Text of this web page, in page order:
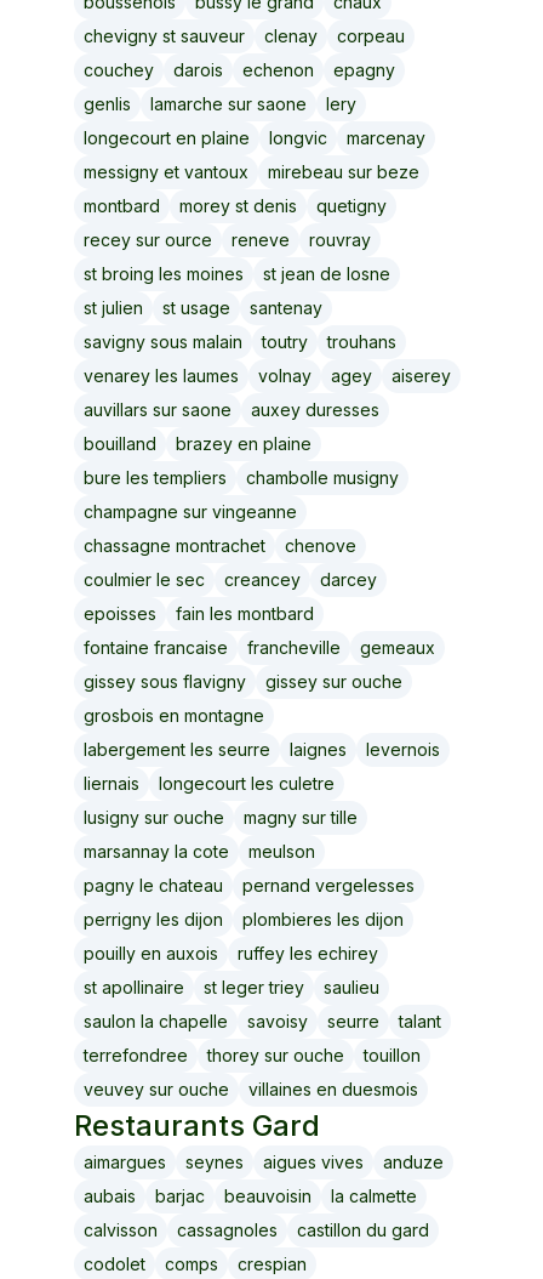
chevigny st sauveur
clenay
corpeau
couchey
darois echenon
epagny
genlis
lamarche sur saone
lery
longecourt en plaine
longvic
marcenay
messigny et vantoux
mirebeau sur beze
montbard
morey st denis
quetigny
recey sur ource
reneve
rouvray
st broing les moines
st jean de losne
st julien
st usage
santenay
savigny sous malain
toutry
trouhans
venarey les laumes
volnay agey
aiserey
auvillars sur saone
auxey duresses
bouilland
brazey en plaine
bure les templiers
chambolle musigny
champagne sur vingeanne
chassagne montrachet
chenove
coulmier le sec
creancey
darcey
epoisses
fain les montbard
fontaine francaise
francheville
gemeaux
gissey sous flavigny
gissey sur ouche
grosbois en montagne
labergement les seurre
laignes
levernois
liernais
longecourt les culetre
lusigny sur ouche
magny sur tille
marsannay la cote
meulson
pagny le chateau
pernand vergelesses
perrigny les dijon
plombieres les dijon
pouilly en auxois
ruffey les echirey
st apollinaire
st leger triey
saulieu
saulon la chapelle
savoisy seurre
talant
terrefondree
thorey sur ouche
touillon
veuvey sur ouche
villaines en duesmois
Restaurants Gard
aimargues seynes aigues vives
anduze
aubais
barjac beauvoisin
la calmette
calvisson
cassagnoles
castillon du gard
codolet
comps
crespian